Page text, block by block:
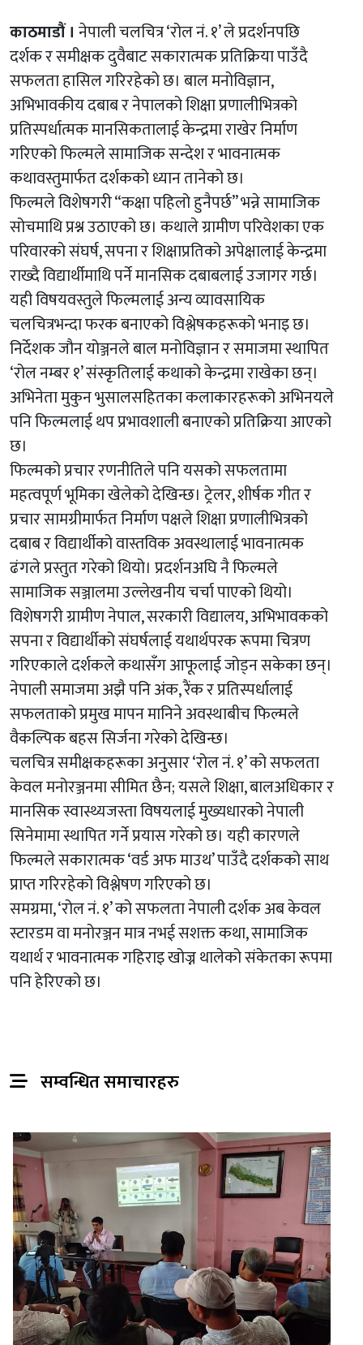
काठमाडौं । नेपाली चलचित्र‘रोल नं. १’ले प्रदर्शनपछि
दर्शक र समीक्षक दुवैबाट सकारात्मक प्रतिक्रिया पाउँदै
सफलता हासिल गरिरहेको छ। बाल मनोविज्ञान,
अभिभावकीय दबाब र नेपालको शिक्षा प्रणालीभित्रको
प्रतिस्पर्धात्मक मानसिकतालाई केन्द्रमा राखेर निर्माण
गरिएको फिल्मले सामाजिक सन्देश र भावनात्मक
कथावस्तुमार्फत दर्शकको ध्यान तानेको छ।
फिल्मले विशेषगरी “कक्षा पहिलो हुनैपर्छ” भन्ने सामाजिक
सोचमाथि प्रश्न उठाएको छ। कथाले ग्रामीण परिवेशका एक
परिवारको संघर्ष, सपना र शिक्षाप्रतिको अपेक्षालाई केन्द्रमा
राख्दै विद्यार्थीमाथि पर्ने मानसिक दबाबलाई उजागर गर्छ।
यही विषयवस्तुले फिल्मलाई अन्य व्यावसायिक
चलचित्रभन्दा फरक बनाएको विश्लेषकहरूको भनाइ छ।
निर्देशक जौन योञ्जनले बाल मनोविज्ञान र समाजमा स्थापित
‘रोल नम्बर १’ संस्कृतिलाई कथाको केन्द्रमा राखेका छन्।
अभिनेता मुकुन भुसालसहितका कलाकारहरूको अभिनयले
पनि फिल्मलाई थप प्रभावशाली बनाएको प्रतिक्रिया आएको
छ।
फिल्मको प्रचार रणनीतिले पनि यसको सफलतामा
महत्वपूर्ण भूमिका खेलेको देखिन्छ। ट्रेलर, शीर्षक गीत र
प्रचार सामग्रीमार्फत निर्माण पक्षले शिक्षा प्रणालीभित्रको
दबाब र विद्यार्थीको वास्तविक अवस्थालाई भावनात्मक
ढंगले प्रस्तुत गरेको थियो। प्रदर्शनअघि नै फिल्मले
सामाजिक सञ्जालमा उल्लेखनीय चर्चा पाएको थियो।
विशेषगरी ग्रामीण नेपाल, सरकारी विद्यालय, अभिभावकको
सपना र विद्यार्थीको संघर्षलाई यथार्थपरक रूपमा चित्रण
गरिएकाले दर्शकले कथासँग आफूलाई जोड्न सकेका छन्।
नेपाली समाजमा अझै पनि अंक, रैंक र प्रतिस्पर्धालाई
सफलताको प्रमुख मापन मानिने अवस्थाबीच फिल्मले
वैकल्पिक बहस सिर्जना गरेको देखिन्छ।
चलचित्र समीक्षकहरूका अनुसार‘रोल नं. १’को सफलता
केवल मनोरञ्जनमा सीमित छैन; यसले शिक्षा, बालअधिकार र
मानसिक स्वास्थ्यजस्ता विषयलाई मुख्यधारको नेपाली
सिनेमामा स्थापित गर्ने प्रयास गरेको छ। यही कारणले
फिल्मले सकारात्मक ‘वर्ड अफ माउथ’ पाउँदै दर्शकको साथ
प्राप्त गरिरहेको विश्लेषण गरिएको छ।
समग्रमा,‘रोल नं. १’को सफलता नेपाली दर्शक अब केवल
स्टारडम वा मनोरञ्जन मात्र नभई सशक्त कथा, सामाजिक
यथार्थ र भावनात्मक गहिराइ खोज्न थालेको संकेतका रूपमा
पनि हेरिएको छ।
सम्वन्धित समाचारहरु